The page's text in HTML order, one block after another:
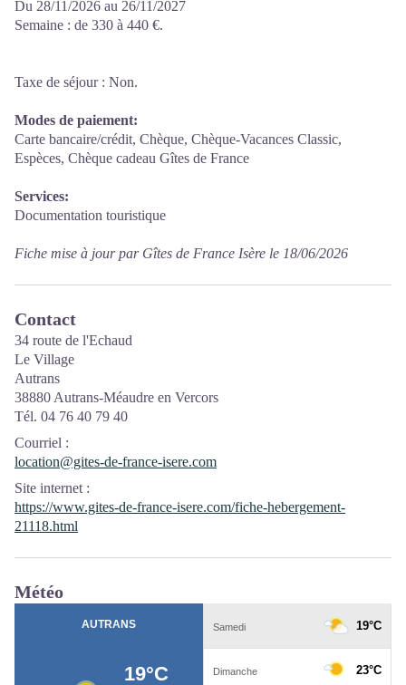
Du 28/11/2026 au 26/11/2027
Semaine : de 330 à 440 €.
Taxe de séjour : Non.
Modes de paiement:
Carte bancaire/crédit, Chèque, Chèque-Vacances Classic,
Espèces, Chèque cadeau Gîtes de France
Services:
Documentation touristique
Fiche mise à jour par Gîtes de France Isère le 18/06/2026
Contact
34 route de l'Echaud
Le Village
Autrans
38880 Autrans-Méaudre en Vercors
Tél. 04 76 40 79 40
Courriel :
location@gites-de-france-isere.com
Site internet :
https://www.gites-de-france-isere.com/fiche-hebergement-
21118.html
Météo